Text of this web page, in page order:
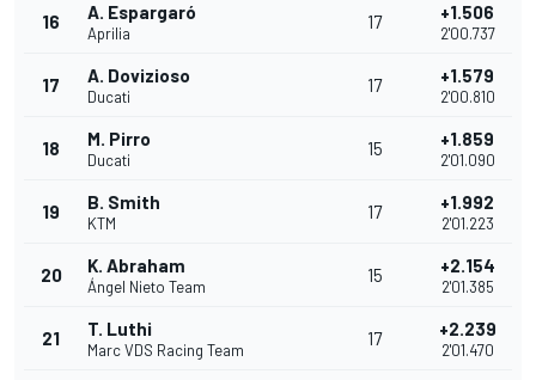
16 A. Espargaró
Aprilia
17 +1.506
2'00.737
17 A. Dovizioso
Ducati
17 +1.579
2'00.810
18 M. Pirro
Ducati
15 +1.859
2'01.090
19 B. Smith
KTM
17 +1.992
2'01.223
20 K. Abraham
Ángel Nieto Team
15 +2.154
2'01.385
21 T. Luthi
Marc VDS Racing Team
17 +2.239
2'01.470